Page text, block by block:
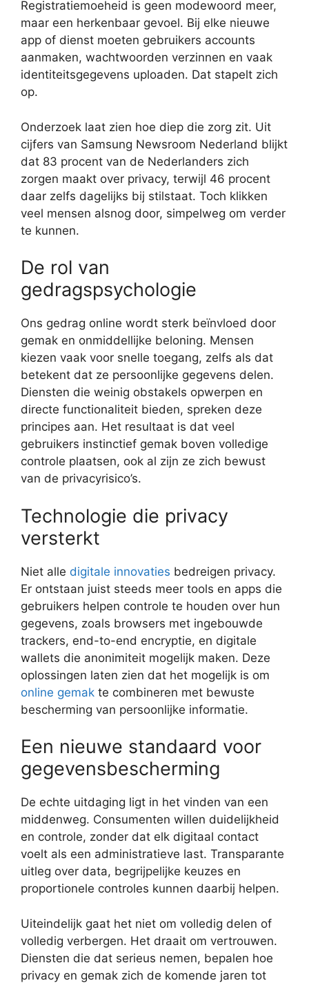
Registratiemoeheid is geen modewoord meer,
maar een herkenbaar gevoel. Bij elke nieuwe
app of dienst moeten gebruikers accounts
aanmaken, wachtwoorden verzinnen en vaak
identiteitsgegevens uploaden. Dat stapelt zich
op.
Onderzoek laat zien hoe diep die zorg zit. Uit
cijfers van Samsung Newsroom Nederland blijkt
dat 83 procent van de Nederlanders zich
zorgen maakt over privacy, terwijl 46 procent
daar zelfs dagelijks bij stilstaat. Toch klikken
veel mensen alsnog door, simpelweg om verder
te kunnen.
De rol van
gedragspsychologie
Ons gedrag online wordt sterk beïnvloed door
gemak en onmiddellijke beloning. Mensen
kiezen vaak voor snelle toegang, zelfs als dat
betekent dat ze persoonlijke gegevens delen.
Diensten die weinig obstakels opwerpen en
directe functionaliteit bieden, spreken deze
principes aan. Het resultaat is dat veel
gebruikers instinctief gemak boven volledige
controle plaatsen, ook al zijn ze zich bewust
van de privacyrisico’s.
Technologie die privacy
versterkt
Niet alle digitale innovaties bedreigen privacy.
Er ontstaan juist steeds meer tools en apps die
gebruikers helpen controle te houden over hun
gegevens, zoals browsers met ingebouwde
trackers, end-to-end encryptie, en digitale
wallets die anonimiteit mogelijk maken. Deze
oplossingen laten zien dat het mogelijk is om
online gemak te combineren met bewuste
bescherming van persoonlijke informatie.
Een nieuwe standaard voor
gegevensbescherming
De echte uitdaging ligt in het vinden van een
middenweg. Consumenten willen duidelijkheid
en controle, zonder dat elk digitaal contact
voelt als een administratieve last. Transparante
uitleg over data, begrijpelijke keuzes en
proportionele controles kunnen daarbij helpen.
Uiteindelijk gaat het niet om volledig delen of
volledig verbergen. Het draait om vertrouwen.
Diensten die dat serieus nemen, bepalen hoe
privacy en gemak zich de komende jaren tot